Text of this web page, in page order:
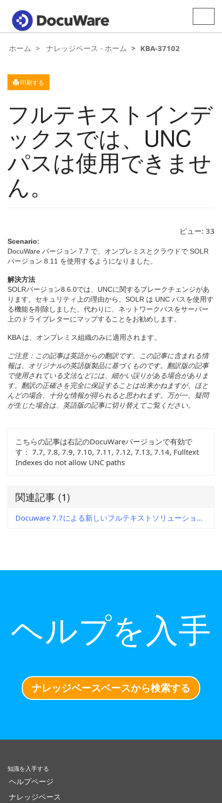
ホーム ナレッジベース - ホーム KBA-37102
印刷する
フルテキストインデ
ックスでは、UNC
パスは使用できませ
ん。
ビュー: 33
Scenario:
DocuWare バージョン 7.7 で、オンプレミスとクラウドで SOLR
バージョン 8.11 を使用するようになりました。
解決方法
SOLRバージョン8.6.0では、UNCに関するブレークチェンジがあ
ります。セキュリティ上の理由から、SOLR は UNC パスを使用す
る機能を削除しました。代わりに、ネットワークパスをサーバー
上のドライブレターにマップすることをお勧めします。
KBA は、オンプレミス組織のみに適用されます。
ご注意： この記事は英語からの翻訳です。 この記事に含まれる情
報は、 オリジナルの英語版製品に基づくものです。翻訳版の記事
で使用されている文法などには、細かい誤りがある場合がありま
す。翻訳の正確さを完全に保証することは出来かねますが、 ほと
んどの場合、十分な情報が得られると思われます。万が一、疑問
が生じた場合は、英語版の記事に切り替えてご覧ください。
こちらの記事は右記のDocuWareバージョンで有効で
す： 7.7, 7.8, 7.9, 7.10, 7.11, 7.12, 7.13, 7.14, Fulltext
Indexes do not allow UNC paths
関連記事 (1)
Docuware 7.7による新しいフルテキストソリューションと、これまでのフルテキスト版との相違点
ヘルプを入手
ナレッジベースベースから検索する
知識を入手する
ヘルプページ
ナレッジベース